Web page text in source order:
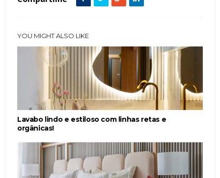
YOU MIGHT ALSO LIKE
Lavabo lindo e estiloso com linhas retas e
orgânicas!